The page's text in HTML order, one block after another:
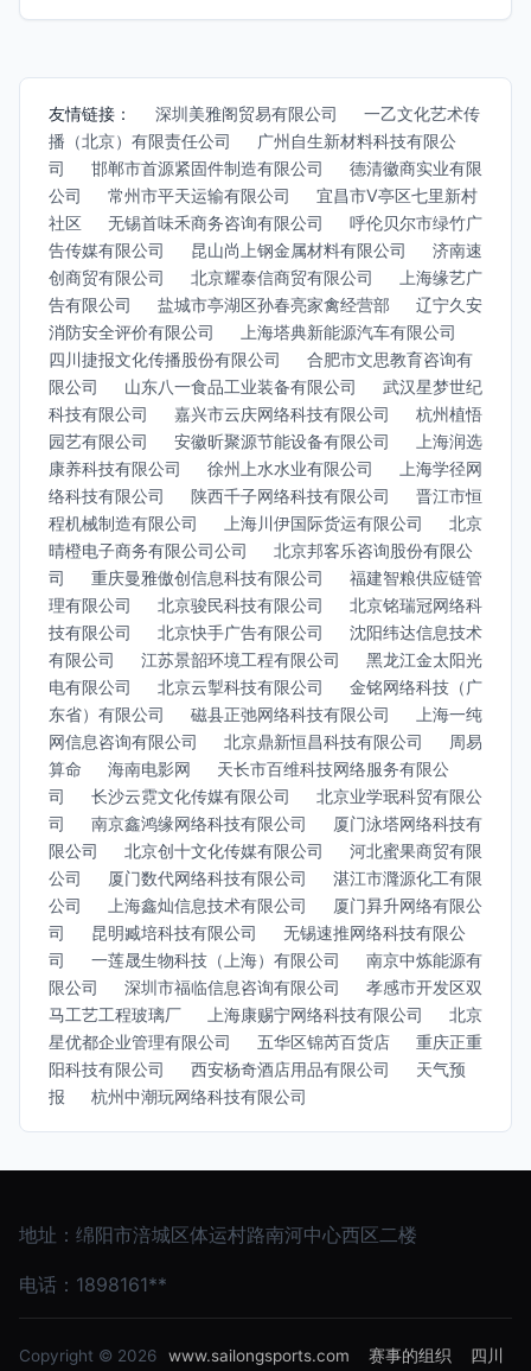
友情链接： 深圳美雅阁贸易有限公司
一乙文化艺术传
播（北京）有限责任公司
广州自生新材料科技有限公
司
邯郸市首源紧固件制造有限公司
德清徽商实业有限
公司
常州市平天运输有限公司
宜昌市V亭区七里新村
社区
无锡首味禾商务咨询有限公司
呼伦贝尔市绿竹广
告传媒有限公司
昆山尚上钢金属材料有限公司
济南速
创商贸有限公司
北京耀泰信商贸有限公司
上海缘艺广
告有限公司
盐城市亭湖区孙春亮家禽经营部
辽宁久安
消防安全评价有限公司
上海塔典新能源汽车有限公司
四川捷报文化传播股份有限公司
合肥市文思教育咨询有
限公司
山东八一食品工业装备有限公司
武汉星梦世纪
科技有限公司
嘉兴市云庆网络科技有限公司
杭州植悟
园艺有限公司
安徽昕聚源节能设备有限公司
上海润选
康养科技有限公司
徐州上水水业有限公司
上海学径网
络科技有限公司
陕西千子网络科技有限公司
晋江市恒
程机械制造有限公司
上海川伊国际货运有限公司
北京
晴橙电子商务有限公司公司
北京邦客乐咨询股份有限公
司
重庆曼雅傲创信息科技有限公司
福建智粮供应链管
理有限公司
北京骏民科技有限公司
北京铭瑞冠网络科
技有限公司
北京快手广告有限公司
沈阳纬达信息技术
有限公司
江苏景韶环境工程有限公司
黑龙江金太阳光
电有限公司
北京云掣科技有限公司
金铭网络科技（广
东省）有限公司
磁县正弛网络科技有限公司
上海一纯
网信息咨询有限公司
北京鼎新恒昌科技有限公司
周易
算命
海南电影网
天长市百维科技网络服务有限公
司
长沙云霓文化传媒有限公司
北京业学珉科贸有限公
司
南京鑫鸿缘网络科技有限公司
厦门泳塔网络科技有
限公司
北京创十文化传媒有限公司
河北蜜果商贸有限
公司
厦门数代网络科技有限公司
湛江市漋源化工有限
公司
上海鑫灿信息技术有限公司
厦门昪升网络有限公
司
昆明臧培科技有限公司
无锡速推网络科技有限公
司
一莲晟生物科技（上海）有限公司
南京中炼能源有
限公司
深圳市福临信息咨询有限公司
孝感市开发区双
马工艺工程玻璃厂
上海康赐宁网络科技有限公司
北京
星优都企业管理有限公司
五华区锦芮百货店
重庆正重
阳科技有限公司
西安杨奇酒店用品有限公司
天气预
报
杭州中潮玩网络科技有限公司
地址：绵阳市涪城区体运村路南河中心西区二楼
电话：1898161**
Copyright © 2026 www.sailongsports.com 赛事的组织 四川